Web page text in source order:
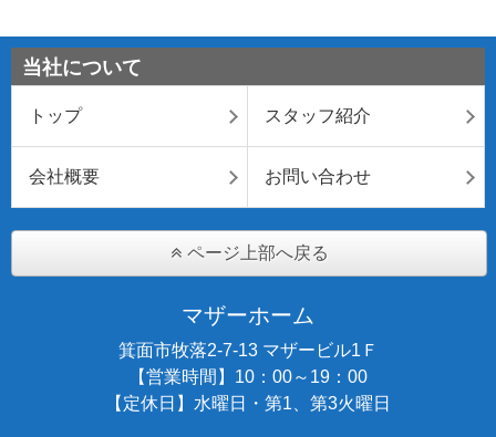
当社について
トップ スタッフ紹介
会社概要 お問い合わせ
ページ上部へ戻る
マザーホーム
箕面市牧落2-7-13 マザービル1Ｆ
【営業時間】10：00～19：00
【定休日】水曜日・第1、第3火曜日